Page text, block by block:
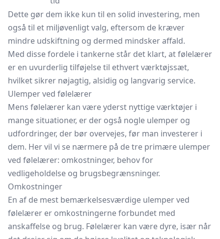
Dette gør dem ikke kun til en solid investering, men
også til et miljøvenligt valg, eftersom de kræver
mindre udskiftning og dermed mindsker affald.
Med disse fordele i tankerne står det klart, at følelærer
er en uvurderlig tilføjelse til ethvert værktøjssæt,
hvilket sikrer nøjagtig, alsidig og langvarig service.
Ulemper ved følelærer
Mens følelærer kan være yderst nyttige værktøjer i
mange situationer, er der også nogle ulemper og
udfordringer, der bør overvejes, før man investerer i
dem. Her vil vi se nærmere på de tre primære ulemper
ved følelærer: omkostninger, behov for
vedligeholdelse og brugsbegrænsninger.
Omkostninger
En af de mest bemærkelsesværdige ulemper ved
følelærer er omkostningerne forbundet med
anskaffelse og brug. Følelærer kan være dyre, især når